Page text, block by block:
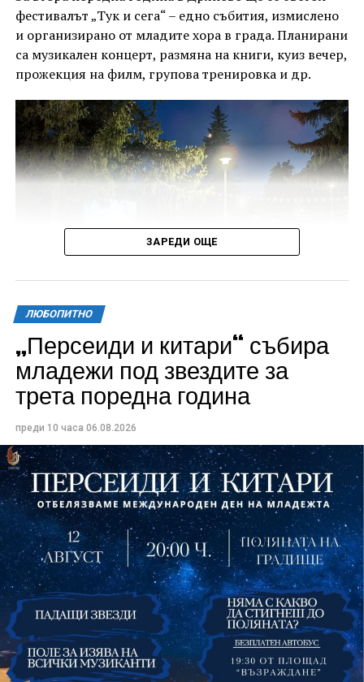
фестивалът „Тук и сега“ – едно събития, измислено
и организирано от младите хора в града. Планирани
са музикален концерт, размяна на книги, куиз вечер,
прожекция на филм, групова тренировка и др.
Всички събития ще се проведат в парк „Максим
Райкович“, срещу часовниковата кула, с вход
свободен. Програмата ще започне на 12 август с
изпълнители GoGo, Toria, ZoV & Vakavliev.
ЗАРЕДИ ОЩЕ
ЛЮБОПИТНО
„Персеиди и китари“ събира
младежи под звездите за
трета поредна година
преди 10 часа 06.08.2026